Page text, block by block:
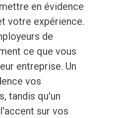
en évidence
votre expérience.
de
ce que vous
entreprise. Un
vos
tandis qu'un
sur vos